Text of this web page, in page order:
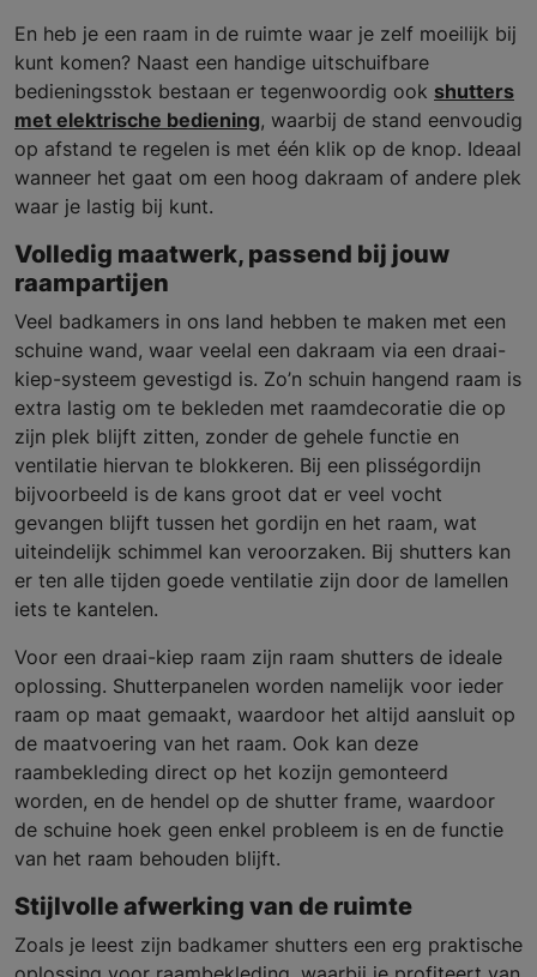
En heb je een raam in de ruimte waar je zelf moeilijk bij
kunt komen? Naast een handige uitschuifbare
bedieningsstok bestaan er tegenwoordig ook shutters
met elektrische bediening, waarbij de stand eenvoudig
op afstand te regelen is met één klik op de knop. Ideaal
wanneer het gaat om een hoog dakraam of andere plek
waar je lastig bij kunt.
Volledig maatwerk, passend bij jouw
raampartijen
Veel badkamers in ons land hebben te maken met een
schuine wand, waar veelal een dakraam via een draai-
kiep-systeem gevestigd is. Zo’n schuin hangend raam is
extra lastig om te bekleden met raamdecoratie die op
zijn plek blijft zitten, zonder de gehele functie en
ventilatie hiervan te blokkeren. Bij een plisségordijn
bijvoorbeeld is de kans groot dat er veel vocht
gevangen blijft tussen het gordijn en het raam, wat
uiteindelijk schimmel kan veroorzaken. Bij shutters kan
er ten alle tijden goede ventilatie zijn door de lamellen
iets te kantelen.
Voor een draai-kiep raam zijn raam shutters de ideale
oplossing. Shutterpanelen worden namelijk voor ieder
raam op maat gemaakt, waardoor het altijd aansluit op
de maatvoering van het raam. Ook kan deze
raambekleding direct op het kozijn gemonteerd
worden, en de hendel op de shutter frame, waardoor
de schuine hoek geen enkel probleem is en de functie
van het raam behouden blijft.
Stijlvolle afwerking van de ruimte
Zoals je leest zijn badkamer shutters een erg praktische